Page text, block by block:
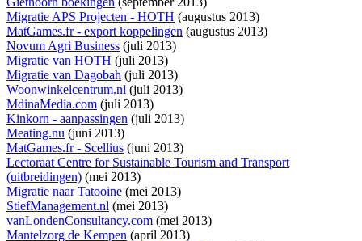
Migratie APS Projecten - HOTH (augustus 2013)
MatGames.fr - export koppelingen (augustus 2013)
Novum Agri Business (juli 2013)
Migratie van HOTH (juli 2013)
Migratie van Dagobah (juli 2013)
Woonwinkelcentrum.nl (juli 2013)
MdinaMedia.com (juli 2013)
Kinkorn - aanpassingen (juli 2013)
Meating.nu (juni 2013)
MatGames.fr - Scellius (juni 2013)
Lectoraat Centre for Sustainable Tourism and Transport
(uitbreidingen) (mei 2013)
Migratie naar Tatooine (mei 2013)
StiefManagement.nl (mei 2013)
vanLondenConsultancy.com (mei 2013)
Mantelzorg de Kempen (april 2013)